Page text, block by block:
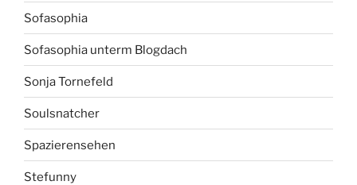
Sofasophia
Sofasophia unterm Blogdach
Sonja Tornefeld
Soulsnatcher
Spazierensehen
Stefunny